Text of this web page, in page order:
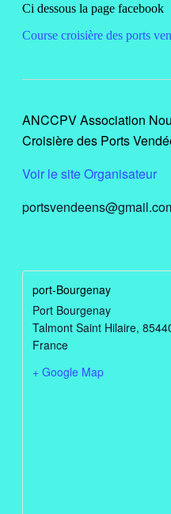
Ci dessous la page facebook
Course croisière des ports
ANCCPV Association
Croisière des Ports
Voir le site Organisateur
port-Bourgenay
Port Bourgenay
Talmont Saint Hilaire,
France
+ Google Map